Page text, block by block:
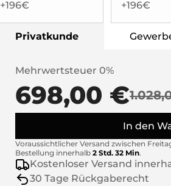
+196€
+196€
Privatkunde
Mehrwertsteuer 0%
698,00 €
In den
Voraussichtlicher Versand zwischen
Bestellung innerhalb 2 Std. 32 Min.
Kostenloser Versand
30 Tage Rückgaberecht